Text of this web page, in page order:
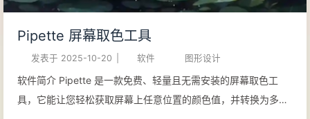
Pipette 屏幕取色工具
发表于 2025-10-20 软件 图形设计
软件简介 Pipette 是一款免费、轻量且无需安装的屏幕取色工
具，它能让您轻松获取屏幕上任意位置的颜色值，并转换为多种